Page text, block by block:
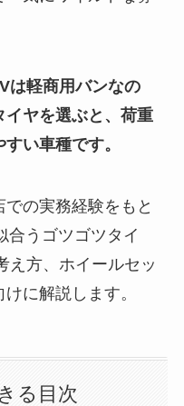
は軽商用バンなの
イヤを選ぶと、荷重
い車種です。
の実務経験をもと
合うゴツゴツタイ
え方、ホイールセッ
に解説します。
る目次